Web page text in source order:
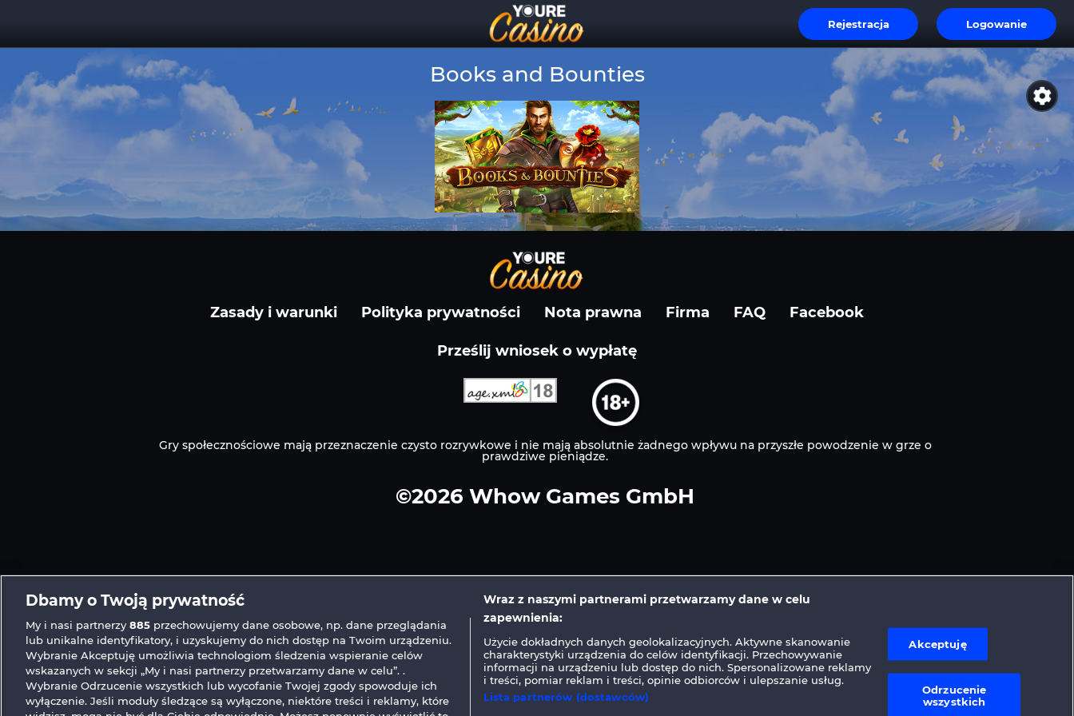
Rejestracja Logowanie
Books and Bounties
Zasady i warunki Polityka prywatności Nota prawna Firma FAQ Facebook
Prześlij wniosek o wypłatę
Gry społecznościowe mają przeznaczenie czysto rozrywkowe i nie mają absolutnie żadnego wpływu na przyszłe powodzenie w grze o
prawdziwe pieniądze.
©2026 Whow Games GmbH
Dbamy o Twoją prywatność
My i nasi partnerzy 885 przechowujemy dane osobowe, np. dane przeglądania
lub unikalne identyfikatory, i uzyskujemy do nich dostęp na Twoim urządzeniu.
Wybranie Akceptuję umożliwia technologiom śledzenia wspieranie celów
wskazanych w sekcji „My i nasi partnerzy przetwarzamy dane w celu”. .
Wybranie Odrzucenie wszystkich lub wycofanie Twojej zgody spowoduje ich
wyłączenie. Jeśli moduły śledzące są wyłączone, niektóre treści i reklamy, które
Wraz z naszymi partnerami przetwarzamy dane w celu
zapewnienia:
Użycie dokładnych danych geolokalizacyjnych. Aktywne skanowanie
charakterystyki urządzenia do celów identyfikacji. Przechowywanie
informacji na urządzeniu lub dostęp do nich. Spersonalizowane reklamy
i treści, pomiar reklam i treści, opinie odbiorców i ulepszanie usług.
Lista partnerów (dostawców)
Akceptuję
Odrzucenie
wszystkich